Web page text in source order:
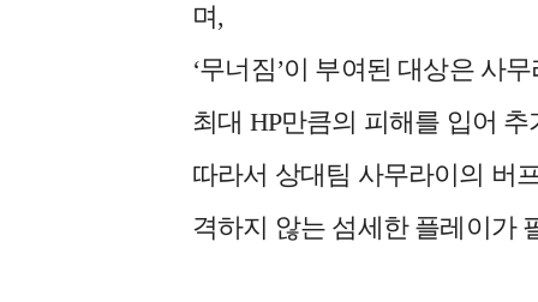
며,
‘무너짐’이 부여된 대상은 사
최대 HP만큼의 피해를 입어
따라서 상대팀 사무라이의 버
격하지 않는 섬세한 플레이가